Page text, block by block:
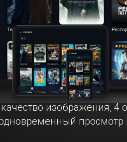
изображения, 4
просмотр